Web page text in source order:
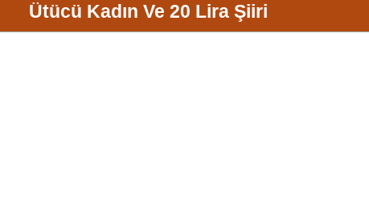
Ütücü Kadın Ve 20 Lira Şiiri